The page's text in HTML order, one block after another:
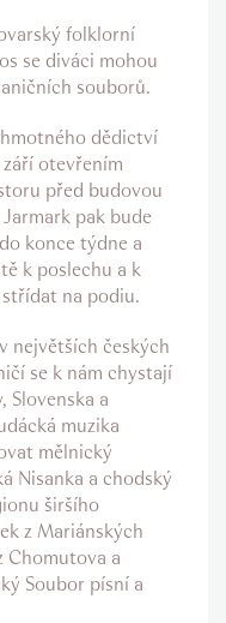
folklorní
se diváci mohou
souborů.
dědictví
otevřením
před budovou
pak bude
konce týdne a
k poslechu a k
na podiu.
největších českých
se k nám chystají
Slovenska a
muzika
mělnický
Nisanka a chodský
širšího
z Mariánských
Chomutova a
Soubor písní a